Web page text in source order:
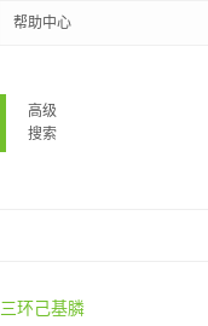
帮助中心
高级
搜索
三环己基膦